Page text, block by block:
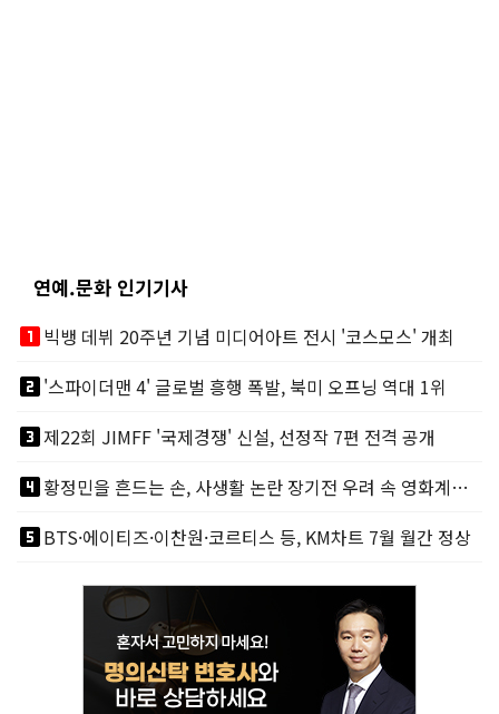
연예.문화 인기기사
looks_one빅뱅 데뷔 20주년 기념 미디어아트 전시 '코스모스' 개최
looks_two'스파이더맨 4' 글로벌 흥행 폭발, 북미 오프닝 역대 1위
looks_3제22회 JIMFF '국제경쟁' 신설, 선정작 7편 전격 공개
looks_4
황정민을 흔드는 손, 사생활 논란 장기전 우려 속 영화계도 리스크
looks_5BTS·에이티즈·이찬원·코르티스 등, KM차트 7월 월간 정상